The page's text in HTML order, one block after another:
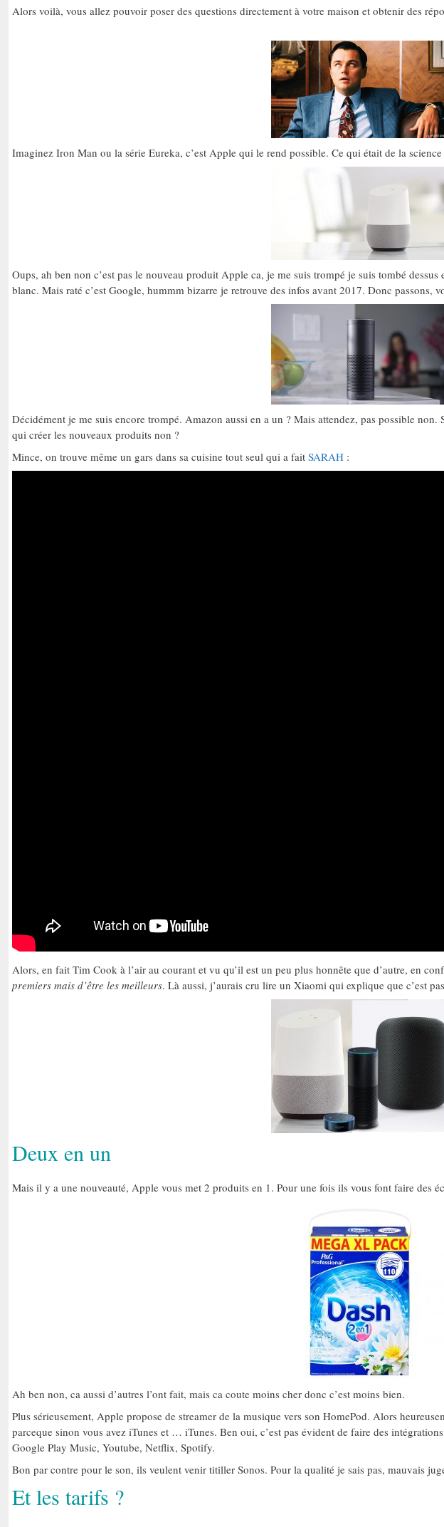
Alors voilà, vous allez pouvoir poser des questions directement à votre maison et obtenir des
Imaginez Iron Man ou la série Eureka, c’est Apple qui le rend possible. Ce qui était de la
Oups, ah ben non c’est pas le nouveau produit Apple ca, je me suis trompé je suis tombé
blanc. Mais raté c’est Google, hummm bizarre je retrouve des infos avant 2017. Donc passons,
Décidément je me suis encore trompé. Amazon aussi en a un ? Mais attendez, pas possible non.
qui créer les nouveaux produits non ?
Mince, on trouve même un gars dans sa cuisine tout seul qui a fait SARAH :
Alors, en fait Tim Cook à l’air au courant et vu qu’il est un peu plus honnête que d’autre, en
premiers mais d’être les meilleurs. Là aussi, j’aurais cru lire un Xiaomi qui explique que c’est
Deux en un
Mais il y a une nouveauté, Apple vous met 2 produits en 1. Pour une fois ils vous font faire des
Ah ben non, ca aussi d’autres l’ont fait, mais ca coute moins cher donc c’est moins bien.
Plus sérieusement, Apple propose de streamer de la musique vers son HomePod. Alors
parceque sinon vous avez iTunes et … iTunes. Ben oui, c’est pas évident de faire des
Google Play Music, Youtube, Netflix, Spotify.
Bon par contre pour le son, ils veulent venir titiller Sonos. Pour la qualité je sais pas, mauvais
Et les tarifs ?